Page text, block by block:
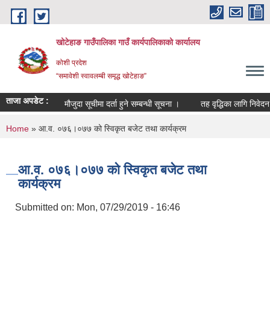
Skip to main content
खोटेहाङ गाउँपालिका गाउँ कार्यपालिकाको कार्यालय
कोशी प्रदेश
“समावेशी स्वावलम्बी समृद्ध खोटेहाङ”
ताजा अपडेट :मौजुदा सूचीमा दर्ता हुने सम्बन्धी सूचना । तह वृद्धिका लागि निवेदन पेश
You are here
Home » आ.व. ०७६।०७७ को स्विकृत बजेट तथा कार्यक्रम
आ.व. ०७६।०७७ को स्विकृत बजेट तथा
कार्यक्रम
Submitted on: Mon, 07/29/2019 - 16:46